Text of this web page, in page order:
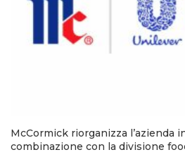
McCormick riorganizza l’azienda
combinazione con la divisione